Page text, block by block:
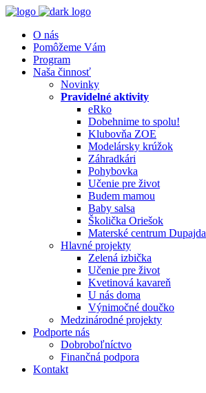
O nás
Pomôžeme Vám
Program
Naša činnosť
Novinky
Pravidelné aktivity
eRko
Dobehnime to spolu!
Klubovňa ZOE
Modelársky krúžok
Záhradkári
Pohybovka
Učenie pre život
Budem mamou
Baby salsa
Školička Oriešok
Materské centrum Dupajda
Hlavné projekty
Zelená izbička
Učenie pre život
Kvetinová kavareň
U nás doma
Výnimočné doučko
Medzinárodné projekty
Podporte nás
Dobroboľníctvo
Finančná podpora
Kontakt